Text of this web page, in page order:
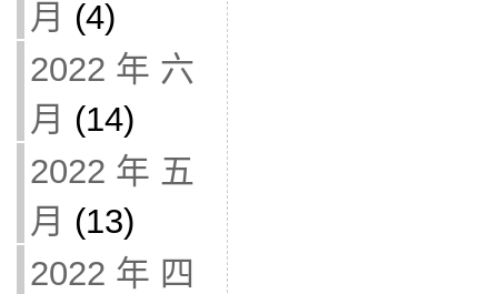
月 (4)
2022 年 六
月 (14)
2022 年 五
月 (13)
2022 年 四